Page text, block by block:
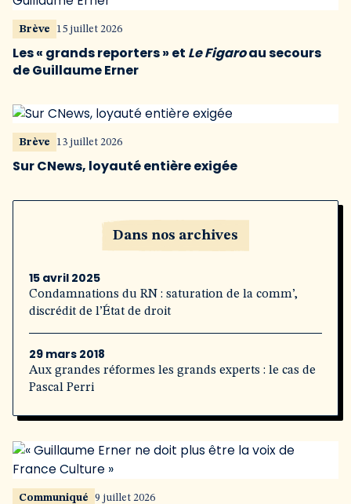
Brève 15 juillet 2026
Les « grands reporters » et Le Figaroau secours
de Guillaume Erner
Brève 13 juillet 2026
Sur CNews, loyauté entière exigée
Dans nos archives
15 avril 2025
Condamnations du RN : saturation de la comm’,
discrédit de l’État de droit
29 mars 2018
Aux grandes réformes les grands experts : le cas de
Pascal Perri
Communiqué 9 juillet 2026